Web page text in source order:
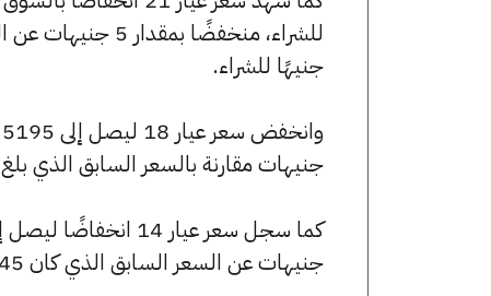
جنيهًا للشراء.
جنيهات مقارنة بالسعر السابق الذي بلغ 5200 جنيهًا للبيع و5155 جنيهًا للشراء.
جنيهات عن السعر السابق الذي كان 4045 جنيهًا للبيع و4010 جنيهًا للشراء.